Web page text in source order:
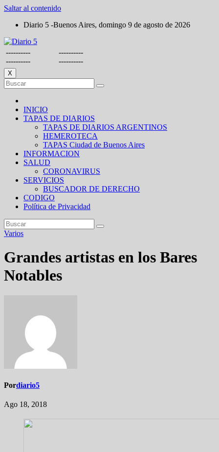
Saltar al contenido
Diario 5 -Buenos Aires, domingo 9 de agosto de 2026
----------
----------
----------
----------
X
INICIO
TAPAS DE DIARIOS
TAPAS DE DIARIOS ARGENTINOS
HEMEROTECA
TAPAS Ciudad de Buenos Aires
INFORMACION
SALUD
CORONAVIRUS
SERVICIOS
BUSCADOR DE DERECHO
CODIGO
Política de Privacidad
Varios
Grandes artistas en los Bares
Notables
Pordiario5
Ago 18, 2018